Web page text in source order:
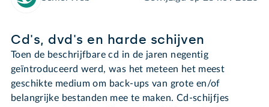
Cd's, dvd's en harde schijven
Toen de beschrijfbare cd in de jaren negentig
geïntroduceerd werd, was het meteen het meest
geschikte medium om back-ups van grote en/of
belangrijke bestanden mee te maken. Cd-schijfjes